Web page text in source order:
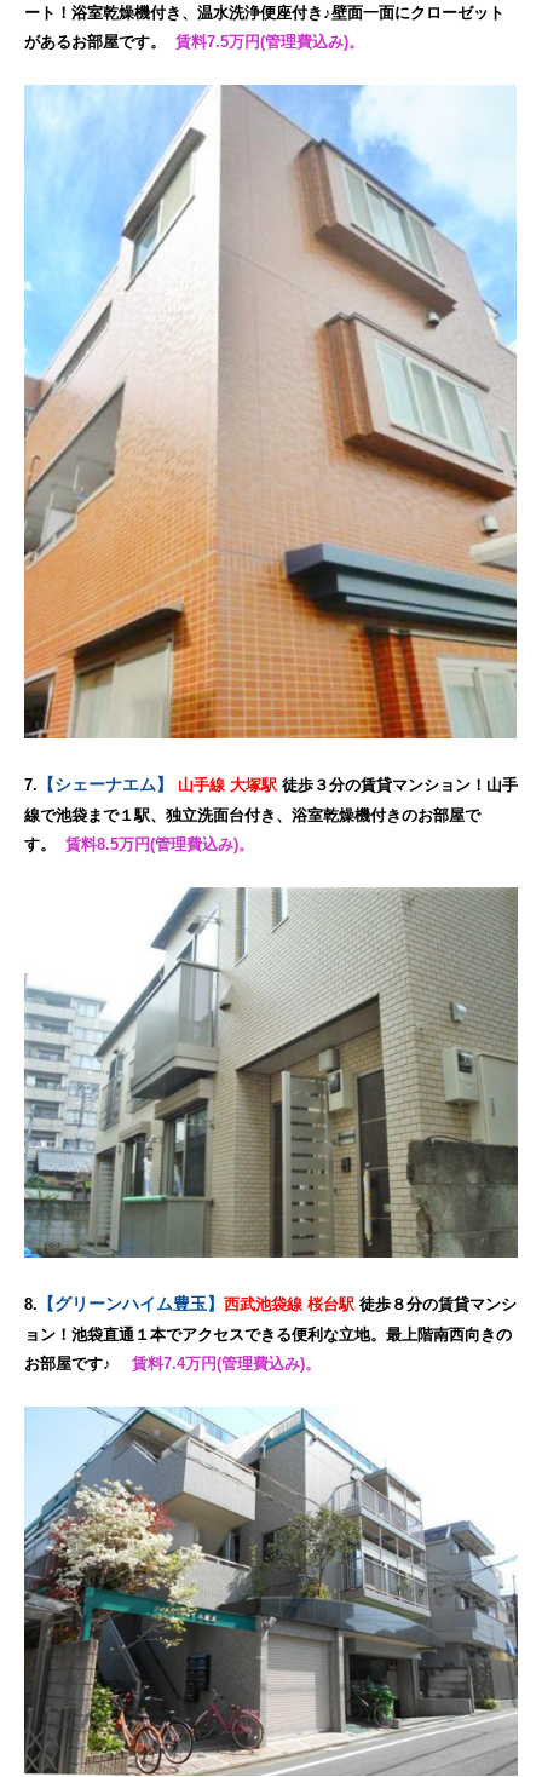
ート！浴室乾燥機付き、温水洗浄便座付き♪壁面一面にクローゼット
があるお部屋です。
賃料7.5万円(管理費込み)。
7. 【シェーナエム】 山手線 大塚駅 徒歩３分の賃貸マンション！山手
線で池袋まで１駅、独立洗面台付き、浴室乾燥機付きのお部屋で
す。
賃料8.5万円(管理費込み)。
8. 【グリーンハイム豊玉】 西武池袋線 桜台駅 徒歩８分の賃貸マンシ
ョン！池袋直通１本でアクセスできる便利な立地。最上階南西向きの
お部屋です♪ 賃料7.4万円(管理費込み)。